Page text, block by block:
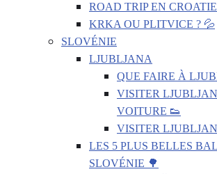
ROAD TRIP EN
KRKA OU PLITVICE ? 💦
SLOVÉNIE
LJUBLJANA
QUE FAIRE À
VISITER
VOITURE 👟
VISITER
LES 5 PLUS BELLES
SLOVÉNIE 🌳